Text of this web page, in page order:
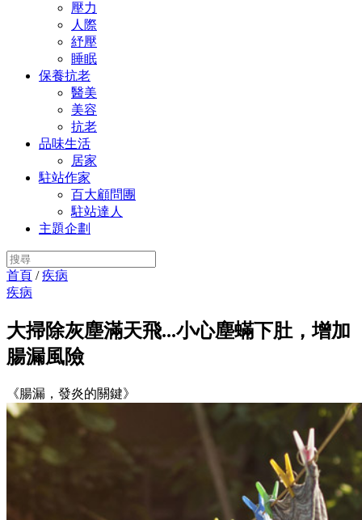
壓力
人際
紓壓
睡眠
保養抗老
醫美
美容
抗老
品味生活
居家
駐站作家
百大顧問團
駐站達人
主題企劃
首頁 /疾病
疾病
大掃除灰塵滿天飛...小心塵蟎下肚，增加
腸漏風險
《腸漏，發炎的關鍵》